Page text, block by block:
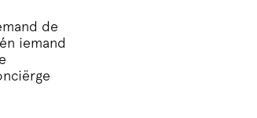
de
iemand